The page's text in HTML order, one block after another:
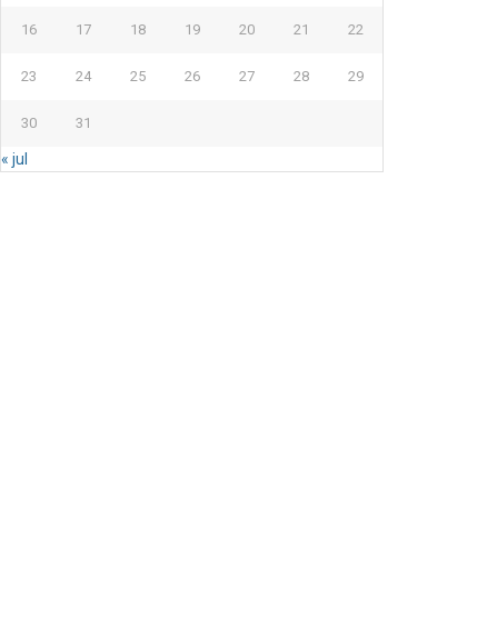
16 17 18 19 20 21 22
23 24 25 26 27 28 29
30 31
« jul